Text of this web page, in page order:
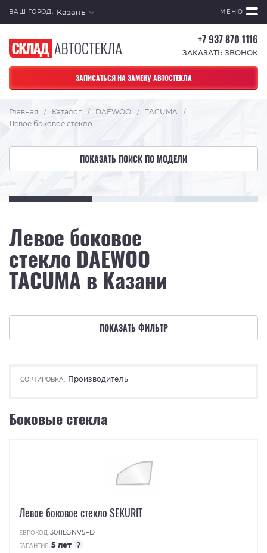
ВАШ ГОРОД: Казань МЕНЮ
+7 937 870 1116
ЗАКАЗАТЬ ЗВОНОК
ЗАПИСАТЬСЯ НА ЗАМЕНУ АВТОСТЕКЛА
Главная / Каталог / DAEWOO / TACUMA /
Левое боковое стекло
ПОКАЗАТЬ ПОИСК ПО МОДЕЛИ
Левое боковое
стекло DAEWOO
TACUMA в Казани
ПОКАЗАТЬ ФИЛЬТР
СОРТИРОВКА: Производитель
Боковые стекла
Левое боковое стекло SEKURIT
ЕВРОКОД:3011LGNV5FD
ГАРАНТИЯ:5 лет ?